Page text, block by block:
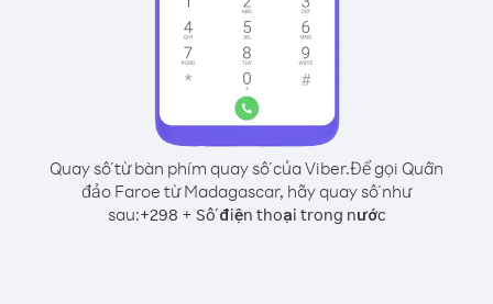
Quay số từ bàn phím quay số của Viber.Để gọi Quần
đảo Faroe từ Madagascar, hãy quay số như
sau:+298 + Số điện thoại trong nước